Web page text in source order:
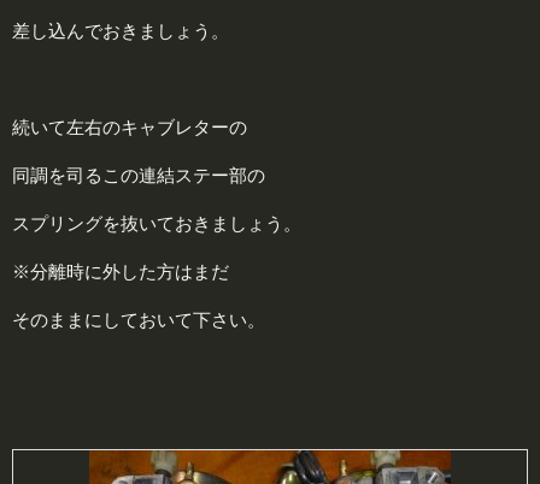
差し込んでおきましょう。
続いて左右のキャブレターの
同調を司るこの連結ステー部の
スプリングを抜いておきましょう。
※分離時に外した方はまだ
そのままにしておいて下さい。